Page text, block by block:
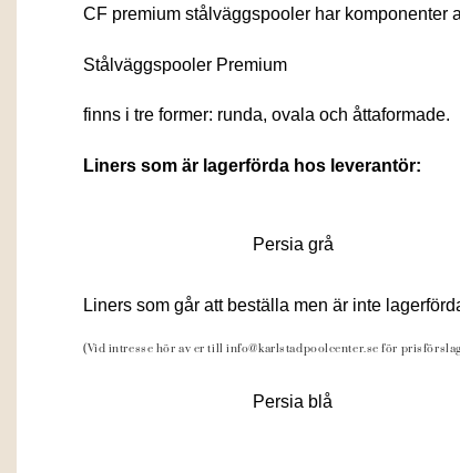
CF premium stålväggspooler har komponenter
Stålväggspooler Premium
finns i tre former: runda, ovala och åttaformade.
Liners som är lagerförda hos leverantör:
Persia grå
Liners som går att beställa men är inte
(Vid intresse hör av er till info@karlstadpoolcenter.se för
Persia blå